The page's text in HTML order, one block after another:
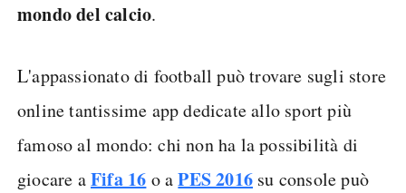
mondo del calcio.
L'appassionato di football può trovare sugli store
online tantissime app dedicate allo sport più
famoso al mondo: chi non ha la possibilità di
giocare aFifa 16 o aPES 2016 su console può